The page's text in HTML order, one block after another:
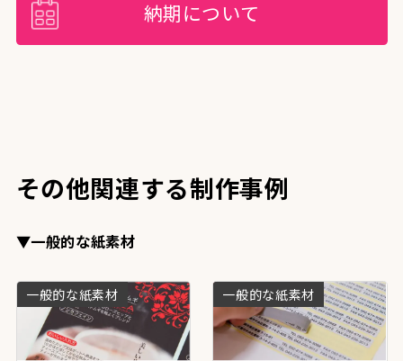
納期について
その他関連する制作事例
▼一般的な紙素材
一般的な紙素材 一般的な紙素材